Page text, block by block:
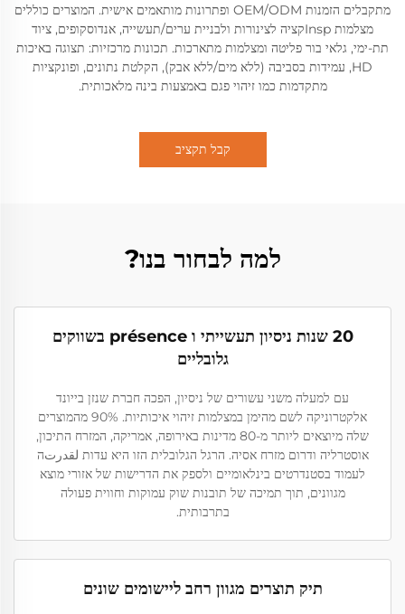
מתקבלים הזמנות OEM/ODM ופתרונות מותאמים אישית. המוצרים כוללים
מצלמות Inspקציה לצינורות ולבניית ערים/תעשייה, אנדוסקופים, ציוד
תת-ימי, גלאי בור פליטה ומצלמות מתארכות. תכונות מרכזיות: תצוגה באיכות
HD, עמידות בסביבה (ללא מים/ללא אבק), הקלטת נתונים, ופונקציות
מתקדמות כמו זיהוי פגם באמצעות בינה מלאכותית.
קבל תקציב
למה לבחור בנו?
20 שנות ניסיון תעשייתי ו présence בשווקים
גלובליים
עם למעלה משני עשורים של ניסיון, הפכה חברת שנזן בייונד
אלקטרוניקה לשם מהימן במצלמות זיהוי איכותיות. 90% מהמוצרים
שלה מיוצאים ליותר מ-80 מדינות באירופה, אמריקה, המזרח התיכון,
אוסטרליה ודרום מזרח אסיה. הרגל הגלובלית הזו היא עדות لقدرتה
לעמוד בסטנדרטים בינלאומיים ולספק את הדרישות של אזורי מוצא
מגוונים, תוך תמיכה של תובנות שוק עמוקות וחווית פעולה
בתרבותית.
תיק תוצרים מגוון רחב ליישומים שונים